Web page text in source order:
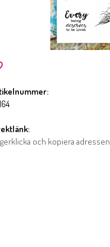
och kopiera adressen